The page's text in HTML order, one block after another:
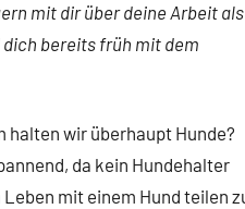
mit dir über deine Arbeit als
bereits früh mit dem
halten wir überhaupt Hunde?
da kein Hundehalter
mit einem Hund teilen